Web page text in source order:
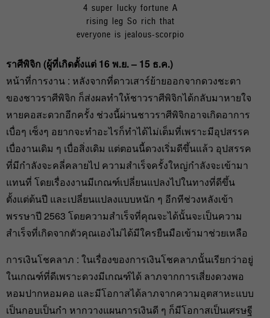
4 super lucky fortune A
rising leg So rich that
everyone is jealous-scorpio
ราศีพิจิก (ผู้ที่เกิดตั้งแต่ 16 พ.ย. – 15 ธ.ค.)
หน้าที่การงาน : หลังจากที่ดาวเสาร์ย้ายออกจากดวงชะตา
ของชาวราศีพิจิก ก็ส่งผลทำให้ชาวราศีพิจิกได้กลับมาหายใจ
หายคอสะดวกอีกครั้ง ช่วงนี้ผ่านชาวราศีพิจิกอาจเกิดอาการ
เบื่อๆ เซ็งๆ อยากจะทำอะไรก็ทำได้ไม่เต็มที่เพราะมีอุปสรรค
เบื่องานเดิม ๆ เบื่อสิ่งเดิม แต่ตอนนี้ดวงเริ่มดีขึ้นแล้ว อุปสรรค
ที่มีกำลังจะคลี่คลายไป ความสำเร็จครั้งใหญ่กำลังจะเข้ามา
แทนที่ โดยเรื่องงานมีเกณฑ์เปลี่ยนแปลงไปในทางที่ดีขึ้น
ตั้งแต่ต้นปี และเปลี่ยนแปลงแบบหนัก ๆ อีกทีช่วงหลังเข้า
พรรษาปี 2563 โดยความสำเร็จที่คุณจะได้นั้นจะเป็นความ
สำเร็จที่เกิดจากตัวคุณเองไม่ได้มีใครยืนมือเข้ามาช่วยเหลือ
การเงินโชคลาภ : ในเรื่องของการเงินโชคลาภนั้นเรียกว่าอยู่
ในเกณฑ์ที่ดีเพราะดวงมีเกณฑ์ได้ ลาภจากการเสี่ยงดวงพอ
หอมปากหอมคอ และมีโอกาสได้ลาภจากความอุตสาหะแบบ
เป็นกอบเป็นกำ หากวางแผนการเงินดี ๆ ก็มีโอกาสเป็นเศรษฐี